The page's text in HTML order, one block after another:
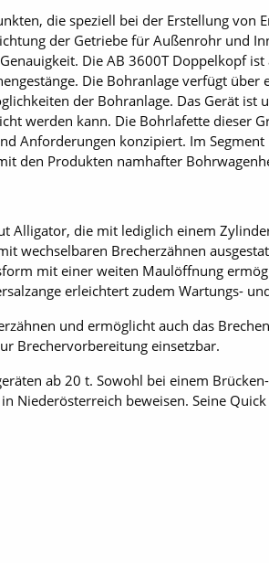
die speziell bei der Erstellung von
der Getriebe für Außenrohr und
Die AB 3600T Doppelkopf
Die Bohranlage verfügt über
der Bohranlage. Das Gerät ist
werden kann. Die Bohrlafette dieser
Anforderungen konzipiert. Im
den Produkten namhafter
Alligator, die mit ­lediglich einem
wechselbaren Brecherzähnen
mit einer weiten Maulöffnung
erleichtert zudem Wartungs-
und ermöglicht auch das
Brechervorbereitung einsetzbar.
ab 20 t. Sowohl bei einem
Niederösterreich beweisen. Seine